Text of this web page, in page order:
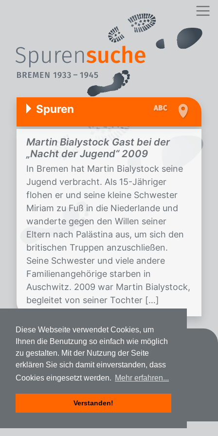
Diese Webseite verwendet Cookies, um
Ihnen die Benutzung so einfach wie möglich
zu gestalten. Mit der Nutzung der Seite
erklären Sie sich damit einverstanden, dass
Cookies eingesetzt werden. Mehr erfahren...
Verstanden!
Spuren
Martin Bialystock Gast bei der
„Nacht der Jugend“ 2009
In Bremen hat Martin Bialystock seine
Jugend verbracht. Als 15-Jähriger
flohen er und seine kleine Schwester
Miriam zu Fuß in die Niederlande und
wanderte gegen den Willen seiner
Eltern nach Palästina aus, um sich den
britischen Truppen anzuschließen.
Seine Schwester und viele andere
Familienangehörige starben in
Auschwitz. 2009 war Martin Bialystock,
begleitet von seiner Tochter […]
Kontakt
Datenschutz